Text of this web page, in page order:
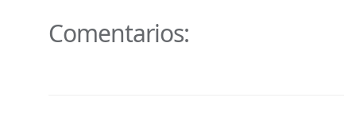
Comentarios: